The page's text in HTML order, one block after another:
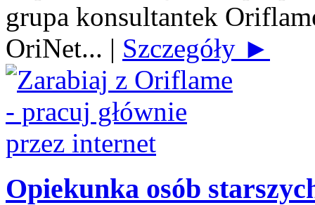
grupa konsultantek
OriNet... | Szczegóły ►
Opiekunka osób